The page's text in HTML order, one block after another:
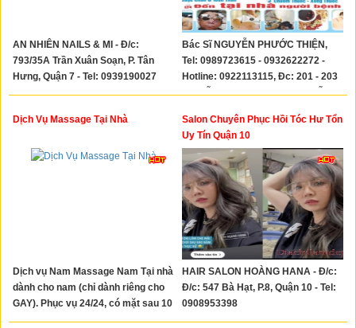
AN NHIÊN NAILS & MI - Đ/c:
793/35A Trần Xuân Soạn, P. Tân
Hưng, Quận 7 - Tel: 0939190027
Bác Sĩ NGUYỄN PHƯỚC THIỆN,
Tel: 0989723615 - 0932622272 -
Hotline: 0922113115, Ðc: 201 - 203
Nguyễn Thị Minh Khai, P. Nguyễn
Dịch Vụ Massage Tại Nhà
Dịch vụ Nam Massage Nam Tại nhà
dành cho nam (chỉ dành riêng cho
GAY). Phục vụ 24/24, có mặt sau 10
đến 30p khi gọi 0919427887 - Zalo
Salon Chuyên Phục Hồi Tóc Hư Tổn
Uy Tín Quận 10
HAIR SALON HOÀNG HANA - Đ/c:
Đ/c: 547 Bà Hạt, P.8, Quận 10 - Tel:
0908953398